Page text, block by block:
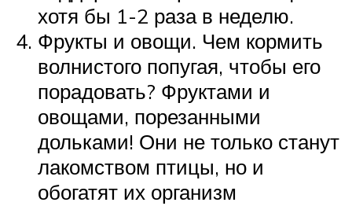
хотя бы 1-2 раза в неделю.
Фрукты и овощи. Чем кормить
волнистого попугая, чтобы его
порадовать? Фруктами и
овощами, порезанными
дольками! Они не только станут
лакомством птицы, но и
обогатят их организм